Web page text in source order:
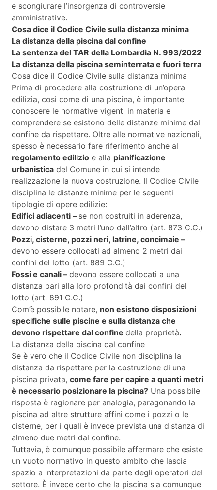
e scongiurare l’insorgenza di controversie
amministrative.
Cosa dice il Codice Civile sulla distanza minima
La distanza della piscina dal confine
La sentenza del TAR della Lombardia N. 993/2022
La distanza della piscina seminterrata e fuori terra
Cosa dice il Codice Civile sulla distanza minima
Prima di procedere alla costruzione di un’opera
edilizia, così come di una piscina, è importante
conoscere le normative vigenti in materia e
comprendere se esistono delle distanze minime dal
confine da rispettare. Oltre alle normative nazionali,
spesso è necessario fare riferimento anche al
regolamento edilizio e alla pianificazione
urbanistica del Comune in cui si intende
realizzazione la nuova costruzione. Il Codice Civile
disciplina le distanze minime per le seguenti
tipologie di opere edilizie:
Edifici adiacenti – se non costruiti in aderenza,
devono distare 3 metri l’uno dall’altro (art. 873 C.C.)
Pozzi, cisterne, pozzi neri, latrine, concimaie –
devono essere collocati ad almeno 2 metri dai
confini del lotto (art. 889 C.C.)
Fossi e canali – devono essere collocati a una
distanza pari alla loro profondità dai confini del
lotto (art. 891 C.C.)
Com’è possibile notare, non esistono disposizioni
specifiche sulle piscine e sulla distanza che
devono rispettare dal confine della proprietà.
La distanza della piscina dal confine
Se è vero che il Codice Civile non disciplina la
distanza da rispettare per la costruzione di una
piscina privata, come fare per capire a quanti metri
è necessario posizionare la piscina? Una possibile
risposta è ragionare per analogia, paragonando la
piscina ad altre strutture affini come i pozzi o le
cisterne, per i quali è invece prevista una distanza di
almeno due metri dal confine.
Tuttavia, è comunque possibile affermare che esiste
un vuoto normativo in questo ambito che lascia
spazio a interpretazioni da parte degli operatori del
settore. È invece certo che la piscina sia comunque